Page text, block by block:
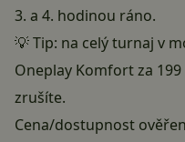
3. a 4. hodinou ráno.
💡 Tip: na celý turnaj v
Oneplay Komfort za
zrušíte.
Cena/dostupnost